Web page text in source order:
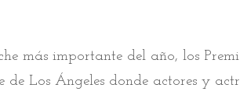
más importante del año, los
Los Ángeles donde actores y